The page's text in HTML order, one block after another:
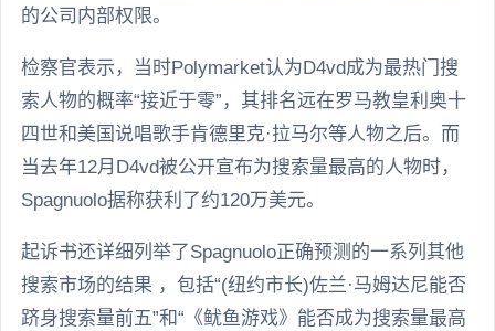
的公司内部权限。
检察官表示，当时Polymarket认为D4vd成为最热门搜
索人物的概率“接近于零”，其排名远在罗马教皇利奥十
四世和美国说唱歌手肯德里克·拉马尔等人物之后。而
当去年12月D4vd被公开宣布为搜索量最高的人物时，
Spagnuolo据称获利了约120万美元。
起诉书还详细列举了Spagnuolo正确预测的一系列其他
搜索市场的结果 ，包括“(纽约市长)佐兰·马姆达尼能否
跻身搜索量前五”和“《鱿鱼游戏》能否成为搜索量最高